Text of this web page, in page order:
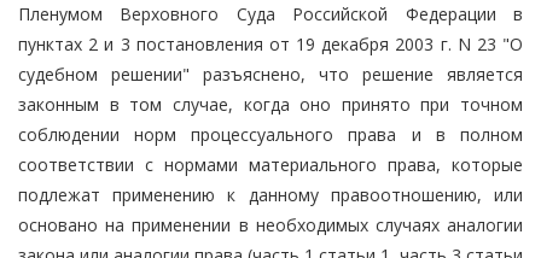
Пленумом Верховного Суда Российской Федерации в
пунктах 2 и 3 постановления от 19 декабря 2003 г. N 23 "О
судебном решении" разъяснено, что решение является
законным в том случае, когда оно принято при точном
соблюдении норм процессуального права и в полном
соответствии с нормами материального права, которые
подлежат применению к данному правоотношению, или
основано на применении в необходимых случаях аналогии